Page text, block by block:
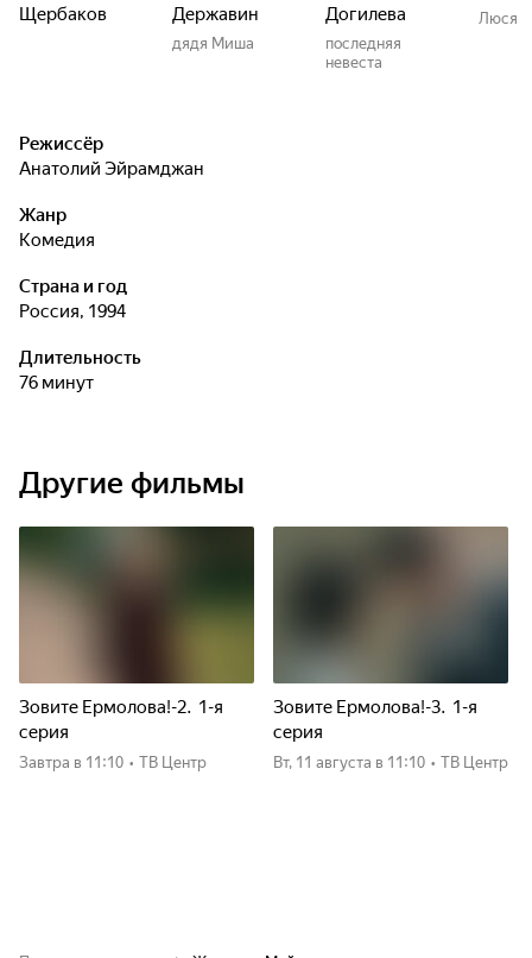
Щербаков
Державин
дядя Миша
Догилева
последняя
невеста
Люся
Режиссёр
Анатолий Эйрамджан
Жанр
комедия
Страна и год
Россия, 1994
Длительность
76 минут
Другие фильмы
Зовите Ермолова!-2. 1-я
серия
Завтра в 11:10 • ТВ Центр
Зовите Ермолова!-3. 1-я
серия
вт, 11 августа в 11:10 • ТВ Центр